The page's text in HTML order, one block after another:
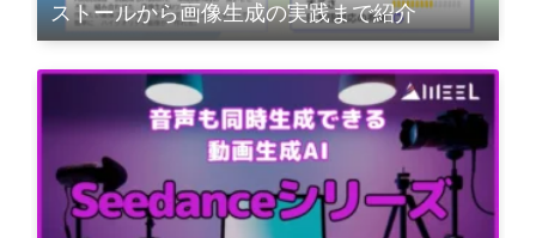
ストールから画像生成の実践まで紹介